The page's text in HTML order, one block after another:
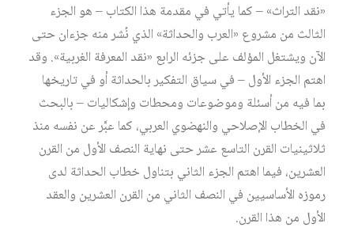
«نقد التراث» – كما يأتي في مقدمة هذا الكتاب – هو الجزء
الثالث من مشروع «العرب والحداثة» الذي نُشر منه جزءان حتى
الآن ويشتغل المؤلف على جزئه الرابع «نقد المعرفة الغربية». وقد
اهتم الجزء الأول – في سياق التفكير بالحداثة أو في تاريخها
بما فيه من أسئلة وموضوعات ومحطات وإشكاليات – بالبحث
في الخطاب الإصلاحي والنهضوي العربي، كما عبَّر عن نفسه منذ
ثلاثينيات القرن التاسع عشر حتى نهاية النصف الأول من القرن
العشرين، فيما اهتم الجزء الثاني بتناول خطاب الحداثة لدى
رموزه الأساسيين في النصف الثاني من القرن العشرين والعقد
الأول من هذا القرن.